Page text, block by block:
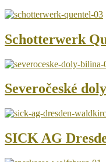
Schotterwerk
Severočeské
SICK AG